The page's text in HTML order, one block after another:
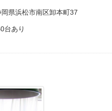
県浜松市南区卸本町37
台あり